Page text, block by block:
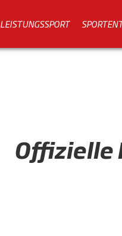
LEISTUNGSSPORT
Offizielle